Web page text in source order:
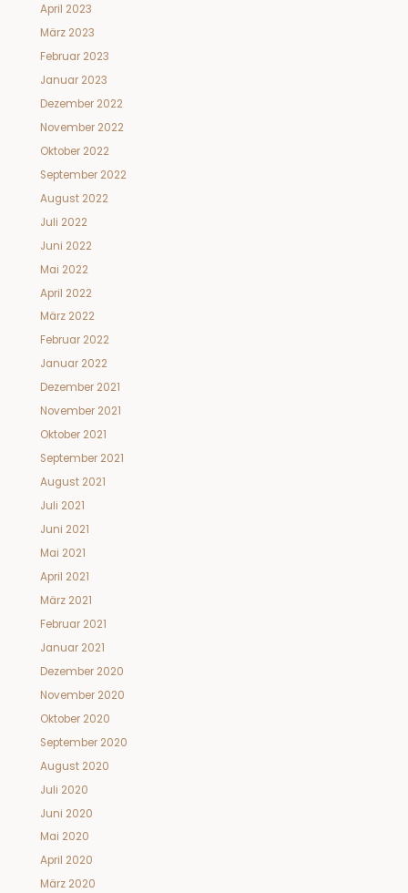
April 2023
März 2023
Februar 2023
Januar 2023
Dezember 2022
November 2022
Oktober 2022
September 2022
August 2022
Juli 2022
Juni 2022
Mai 2022
April 2022
März 2022
Februar 2022
Januar 2022
Dezember 2021
November 2021
Oktober 2021
September 2021
August 2021
Juli 2021
Juni 2021
Mai 2021
April 2021
März 2021
Februar 2021
Januar 2021
Dezember 2020
November 2020
Oktober 2020
September 2020
August 2020
Juli 2020
Juni 2020
Mai 2020
April 2020
März 2020